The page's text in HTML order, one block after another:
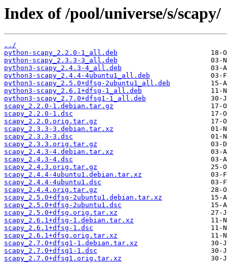
Index of /pool/universe/s/scapy/
../
python-scapy_2.2.0-1_all.deb
python-scapy_2.3.3-3_all.deb
python3-scapy_2.4.3-4_all.deb
python3-scapy_2.4.4-4ubuntu1_all.deb
python3-scapy_2.5.0+dfsg-2ubuntu1_all.deb
python3-scapy_2.6.1+dfsg-1_all.deb
python3-scapy_2.7.0+dfsg1-1_all.deb
scapy_2.2.0-1.debian.tar.gz
scapy_2.2.0-1.dsc
scapy_2.2.0.orig.tar.gz
scapy_2.3.3-3.debian.tar.xz
scapy_2.3.3-3.dsc
scapy_2.3.3.orig.tar.gz
scapy_2.4.3-4.debian.tar.xz
scapy_2.4.3-4.dsc
scapy_2.4.3.orig.tar.gz
scapy_2.4.4-4ubuntu1.debian.tar.xz
scapy_2.4.4-4ubuntu1.dsc
scapy_2.4.4.orig.tar.gz
scapy_2.5.0+dfsg-2ubuntu1.debian.tar.xz
scapy_2.5.0+dfsg-2ubuntu1.dsc
scapy_2.5.0+dfsg.orig.tar.xz
scapy_2.6.1+dfsg-1.debian.tar.xz
scapy_2.6.1+dfsg-1.dsc
scapy_2.6.1+dfsg.orig.tar.xz
scapy_2.7.0+dfsg1-1.debian.tar.xz
scapy_2.7.0+dfsg1-1.dsc
scapy_2.7.0+dfsg1.orig.tar.xz